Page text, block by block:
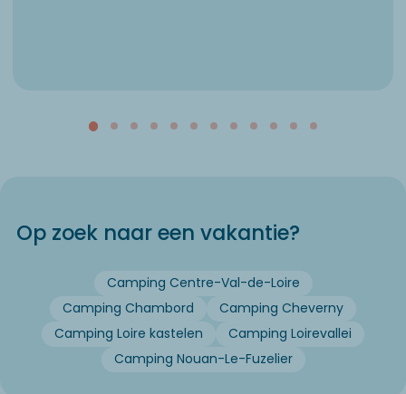
Op zoek naar een vakantie?
Camping Centre-Val-de-Loire
Camping Chambord
Camping Cheverny
Camping Loire kastelen
Camping Loirevallei
Camping Nouan-Le-Fuzelier